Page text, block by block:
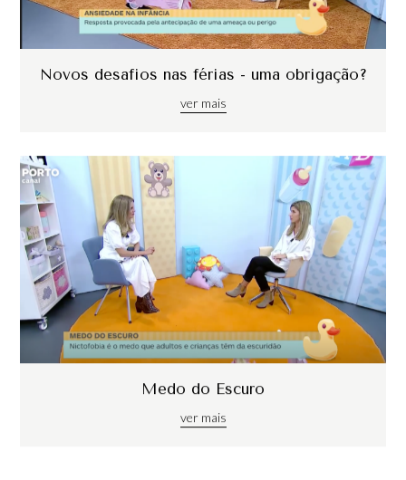
Novos desafios nas férias - uma obrigação?
ver mais
Medo do Escuro
ver mais